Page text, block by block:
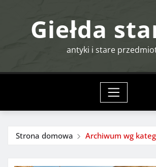
Giełda
antyki i stare
Strona domowa Archiwum wg